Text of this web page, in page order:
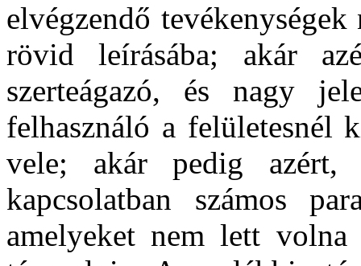
elvégzendő
rövid leírásába; akár
szerteágazó, és nagy
felhasználó a felületesnél
vele; akár pedig azért,
kapcsolatban számos
amelyeket nem lett volna